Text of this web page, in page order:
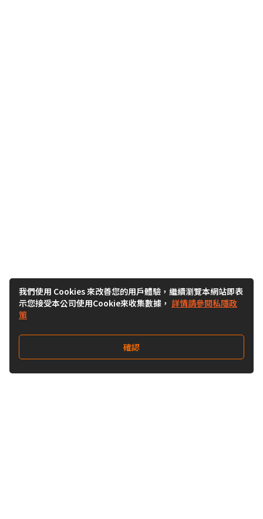
我們使用 Cookies 來改善您的用戶體驗，繼續瀏覽本網站即表
示您接受本公司使用Cookie來收集數據， 詳情請參閱私隱政
策
確認